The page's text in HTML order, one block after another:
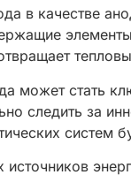
в качестве
может
следить за
систем